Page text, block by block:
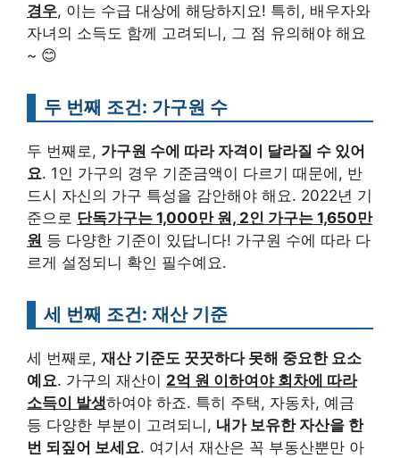
경우, 이는 수급 대상에 해당하지요! 특히, 배우자와
자녀의 소득도 함께 고려되니, 그 점 유의해야 해요
~ 😊
두 번째 조건: 가구원 수
두 번째로, 가구원 수에 따라 자격이 달라질 수 있어
요. 1인 가구의 경우 기준금액이 다르기 때문에, 반
드시 자신의 가구 특성을 감안해야 해요. 2022년 기
준으로 단독가구는 1,000만 원, 2인 가구는 1,650만
원 등 다양한 기준이 있답니다! 가구원 수에 따라 다
르게 설정되니 확인 필수예요.
세 번째 조건: 재산 기준
세 번째로, 재산 기준도 꿋꿋하다 못해 중요한 요소
예요. 가구의 재산이 2억 원 이하여야 회차에 따라
소득이 발생하여야 하죠. 특히 주택, 자동차, 예금
등 다양한 부분이 고려되니, 내가 보유한 자산을 한
번 되짚어 보세요. 여기서 재산은 꼭 부동산뿐만 아